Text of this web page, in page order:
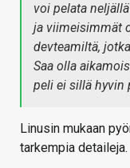
voi pelata
ja viimeisimmät
devteamiltä,
Saa olla
peli ei sillä hyvin
Linusin mukaan
tarkempia detaileja.